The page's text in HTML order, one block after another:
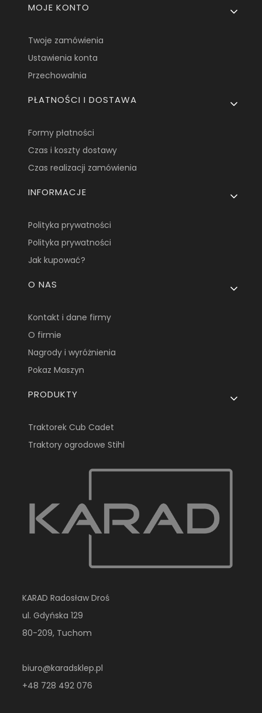
MOJE KONTO
Twoje zamówienia
Ustawienia konta
Przechowalnia
PŁATNOŚCI I DOSTAWA
Formy płatności
Czas i koszty dostawy
Czas realizacji zamówienia
INFORMACJE
Polityka prywatności
Polityka prywatności
Jak kupować?
O NAS
Kontakt i dane firmy
O firmie
Nagrody i wyróżnienia
Pokaz Maszyn
PRODUKTY
Traktorek Cub Cadet
Traktory ogrodowe Stihl
KARAD Radosław Droś
ul. Gdyńska 129
80-209, Tuchom
biuro@karadsklep.pl
+48 728 492 076